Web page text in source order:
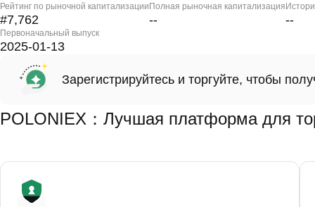
Рейтинг по рыночной капитализации
#7,762
Полная рыночная капитализация
-- --
Первоначальный выпуск
2025-01-13
Зарегистрируйтесь и торгуйте, чтобы
POLONIEX：Лучшая платформа для